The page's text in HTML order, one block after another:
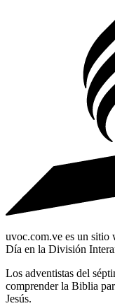
uvoc.com.ve es un sitio
Día en la División
Los adventistas del
comprender la Biblia
Jesús.